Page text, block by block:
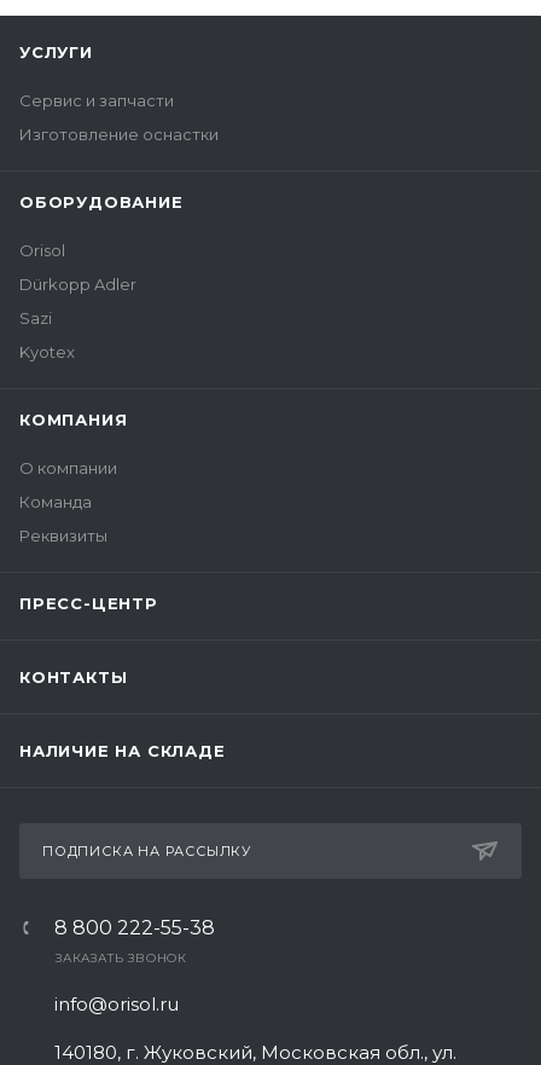
УСЛУГИ
Сервис и запчасти
Изготовление оснастки
ОБОРУДОВАНИЕ
Orisol
Dürkopp Adler
Sazi
Kyotex
КОМПАНИЯ
О компании
Команда
Реквизиты
ПРЕСС-ЦЕНТР
КОНТАКТЫ
НАЛИЧИЕ НА СКЛАДЕ
ПОДПИСКА НА РАССЫЛКУ
8 800 222-55-38
ЗАКАЗАТЬ ЗВОНОК
info@orisol.ru
140180, г. Жуковский, Московская обл., ул.